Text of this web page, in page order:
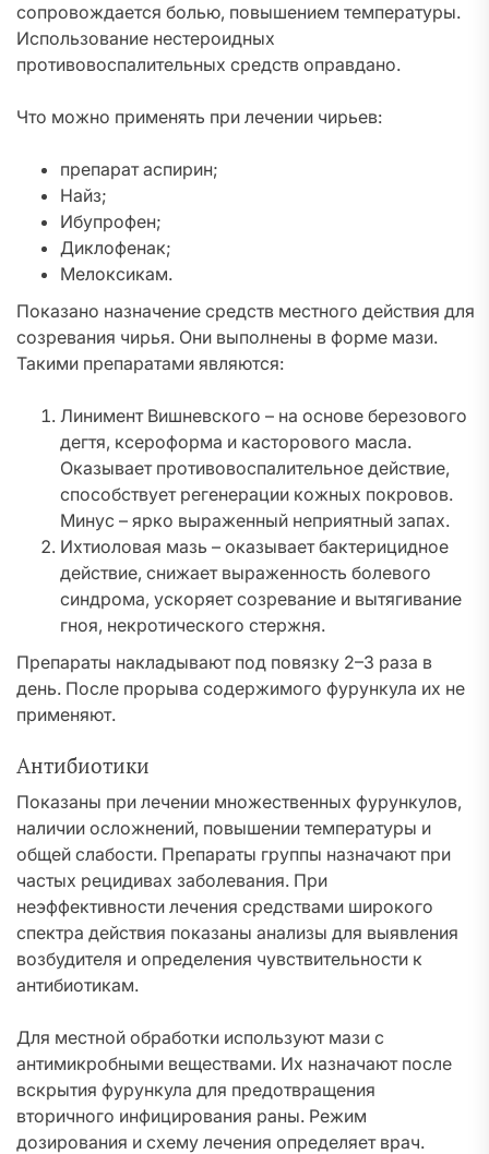
сопровождается болью, повышением температуры.
Использование нестероидных
противовоспалительных средств оправдано.
Что можно применять при лечении чирьев:
препарат аспирин;
Найз;
Ибупрофен;
Диклофенак;
Мелоксикам.
Показано назначение средств местного действия для
созревания чирья. Они выполнены в форме мази.
Такими препаратами являются:
Линимент Вишневского – на основе березового
дегтя, ксероформа и касторового масла.
Оказывает противовоспалительное действие,
способствует регенерации кожных покровов.
Минус – ярко выраженный неприятный запах.
Ихтиоловая мазь – оказывает бактерицидное
действие, снижает выраженность болевого
синдрома, ускоряет созревание и вытягивание
гноя, некротического стержня.
Препараты накладывают под повязку 2–3 раза в
день. После прорыва содержимого фурункула их не
применяют.
Антибиотики
Показаны при лечении множественных фурункулов,
наличии осложнений, повышении температуры и
общей слабости. Препараты группы назначают при
частых рецидивах заболевания. При
неэффективности лечения средствами широкого
спектра действия показаны анализы для выявления
возбудителя и определения чувствительности к
антибиотикам.
Для местной обработки используют мази с
антимикробными веществами. Их назначают после
вскрытия фурункула для предотвращения
вторичного инфицирования раны. Режим
дозирования и схему лечения определяет врач.